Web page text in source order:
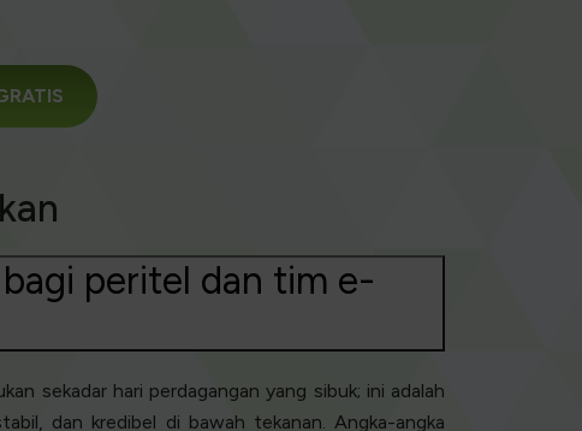
peritel dan tim e-
sekadar hari perdagangan yang sibuk; ini adalah
dan kredibel di bawah tekanan. Angka-angka